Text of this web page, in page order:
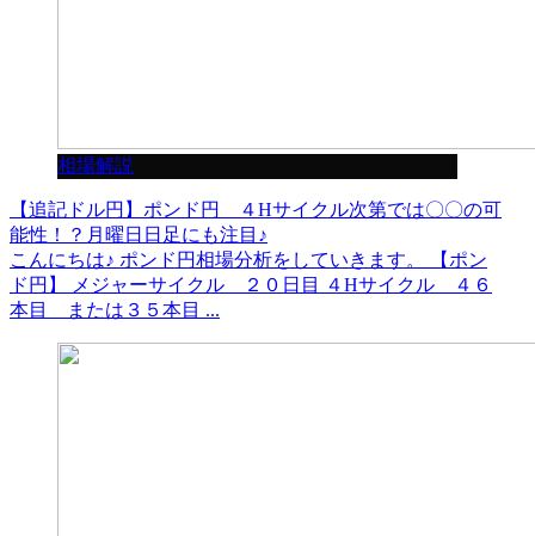
相場解説
【追記ドル円】ポンド円 ４Hサイクル次第では〇〇の可
能性！？月曜日日足にも注目♪
こんにちは♪ ポンド円相場分析をしていきます。 【ポン
ド円】 メジャーサイクル ２０日目 ４Hサイクル ４６
本目 または３５本目 ...